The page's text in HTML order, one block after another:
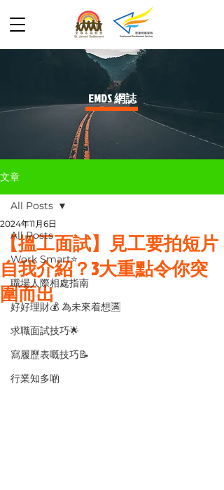
​EMDS 網誌
文章
All Posts
Work Smart⭐️
職場人際相處指南
好好理財💰 為未來着想🈵
求職面試技巧🌟
寫履歷表嘅技巧📝
行業知多啲
All Posts
【搵工面試】見工要拍短片
自我介紹？3大重點令你突
圍而出
2024年11月6日